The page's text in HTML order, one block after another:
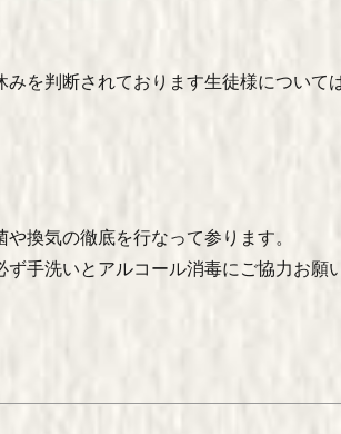
を判断されております生徒様については
換気の徹底を行なって参ります。
手洗いとアルコール消毒にご協力お願